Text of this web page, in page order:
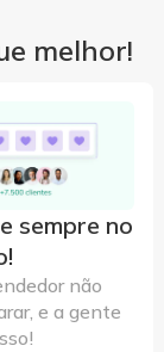
melhor!
sempre no
não
e a gente